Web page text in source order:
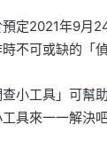
定2021年9
不可或缺的「
小工具」可幫
具來一一解決